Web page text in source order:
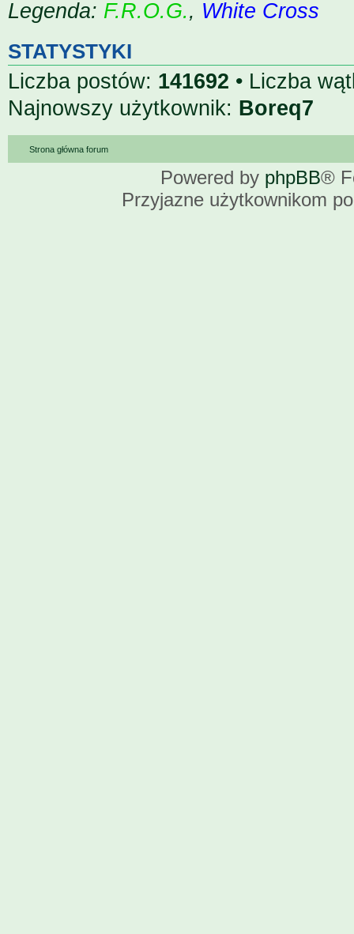
Legenda: F.R.O.G., White Cross
STATYSTYKI
Liczba postów: 141692 • Liczba
Najnowszy użytkownik: Boreq7
Strona główna forum
Powered by phpBB®
Przyjazne użytkownikom